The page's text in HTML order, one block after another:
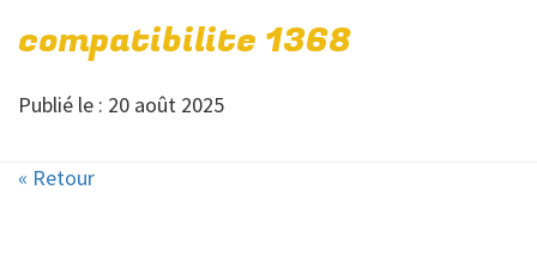
compatibilite 1368
Publié le : 20 août 2025
« Retour